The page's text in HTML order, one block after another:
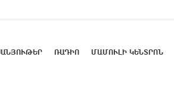
ՌԱԴԻՈ ՄԱՄՈՒԼԻ ԿԵՆՏՐՈՆ